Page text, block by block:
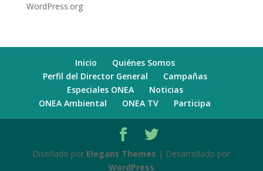
WordPress.org
Inicio
Quiénes Somos
Perfil del Director General
Campañas
Especiales ONEA
Noticias
ONEA Ambiental
ONEA TV Participa
Diseñado por Elegant Themes | Desarrollado por
WordPress